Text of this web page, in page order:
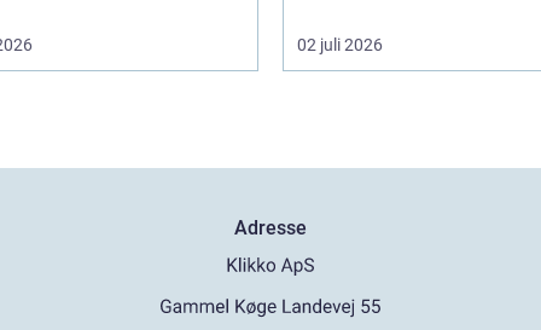
02 juli 2026
Adresse